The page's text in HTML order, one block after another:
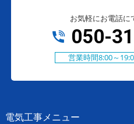
お気軽にお電話に
050-
営業時間8:00～
電気工事メニュー